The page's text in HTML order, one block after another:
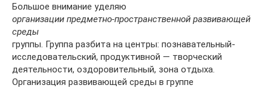
Большое внимание уделяю
организации предметно-пространственной развивающей
среды
группы. Группа разбита на центры: познавательный-
исследовательский, продуктивной — творческий
деятельности, оздоровительный, зона отдыха.
Организация развивающей среды в группе